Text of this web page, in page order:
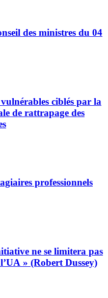
des ministres du 04
ciblés par la
de rattrapage des
professionnels
ne se limitera pas
» (Robert Dussey)